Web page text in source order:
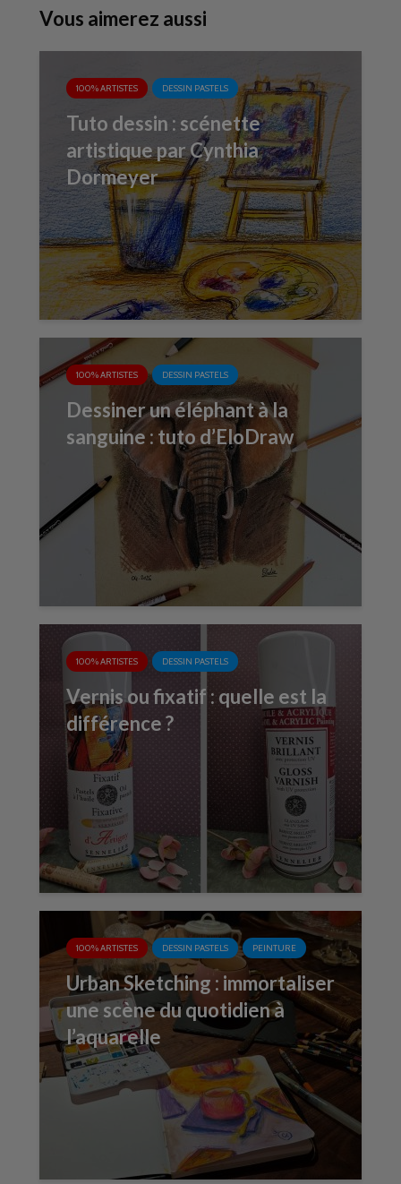
Vous aimerez aussi
100% ARTISTES DESSIN PASTELS
Tuto dessin : scénette
artistique par Cynthia
Dormeyer
100% ARTISTES DESSIN PASTELS
Dessiner un éléphant à la
sanguine : tuto d’EloDraw
100% ARTISTES DESSIN PASTELS
Vernis ou fixatif : quelle est la
différence ?
100% ARTISTES DESSIN PASTELS PEINTURE
Urban Sketching : immortaliser
une scène du quotidien à
l’aquarelle